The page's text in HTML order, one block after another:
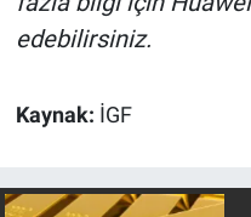
edebilirsiniz.
Kaynak: İGF